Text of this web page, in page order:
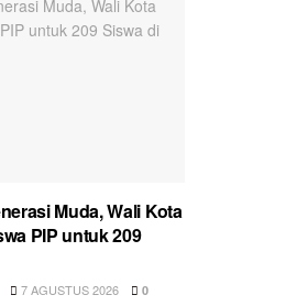
Muda, Wali Kota
PIP untuk 209
7 AGUSTUS 2026 0